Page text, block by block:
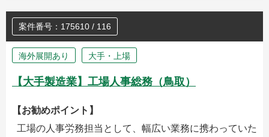
案件番号：175610 / 116
海外展開あり 大手・上場
【大手製造業】工場人事総務（鳥取）
【お勧めポイント】
工場の人事労務担当として、幅広い業務に携わっていた